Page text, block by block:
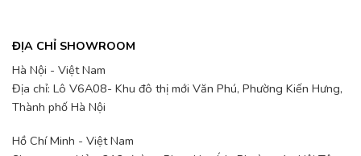
ĐỊA CHỈ SHOWROOM
Hà Nội - Việt Nam
Địa chỉ: Lô V6A08- Khu đô thị mới Văn Phú, Phường Kiến Hưng,
Thành phố Hà Nội
Hồ Chí Minh - Việt Nam